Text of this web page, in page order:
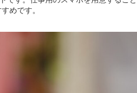
めです。